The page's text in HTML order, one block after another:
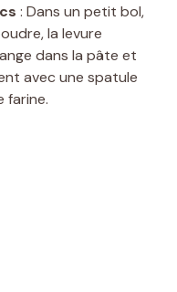
: Dans un petit bol,
la levure
dans la pâte et
avec une spatule
farine.